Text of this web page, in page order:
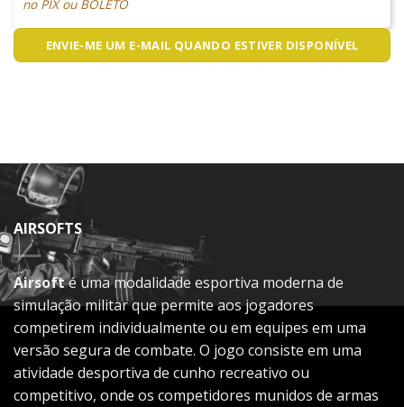
no PIX ou BOLETO
ENVIE-ME UM E-MAIL QUANDO ESTIVER DISPONÍVEL
AIRSOFTS
Airsofté uma modalidade esportiva moderna de
simulação militar que permite aos jogadores
competirem individualmente ou em equipes em uma
versão segura de combate. O jogo consiste em uma
atividade desportiva de cunho recreativo ou
competitivo, onde os competidores munidos de armas